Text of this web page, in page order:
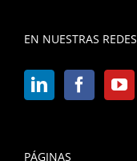
EN NUESTRAS REDES
PÁGINAS